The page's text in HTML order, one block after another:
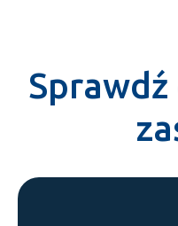
Sprawdź